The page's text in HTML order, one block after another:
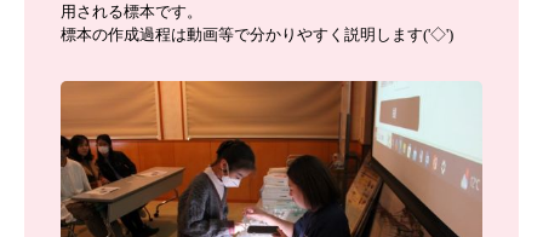
用される標本です。
標本の作成過程は動画等で分かりやすく説明します('◇')ゞ